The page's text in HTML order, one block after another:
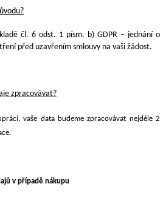
čl. 6 odst. 1 písm. b) GDPR – jednání o
před uzavřením smlouvy na vaši žádost.
zpracovávat?
vaše data budeme zpracovávat nejdéle 2
v případě nákupu